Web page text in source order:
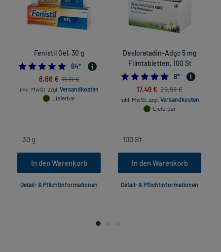
Fenistil Gel, 30 g
4.953125
64*
6,66 € 11,11 €
inkl. MwSt. zzgl. Versandkosten
Lieferbar
In den Warenkorb
Detail- & Pflichtinformationen
Desloratadin-Adgc 5 mg
Filmtabletten, 100 St
5.0
8*
17,49 € 26,98 €
inkl. MwSt. zzgl. Versandkosten
Lieferbar
In den Warenkorb
Detail- & Pflichtinformationen